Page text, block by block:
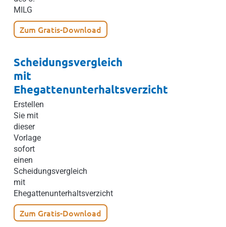
MILG
Zum Gratis-Download
Scheidungsvergleich
mit
Ehegattenunterhaltsverzicht
Erstellen
Sie mit
dieser
Vorlage
sofort
einen
Scheidungsvergleich
mit
Ehegattenunterhaltsverzicht
Zum Gratis-Download